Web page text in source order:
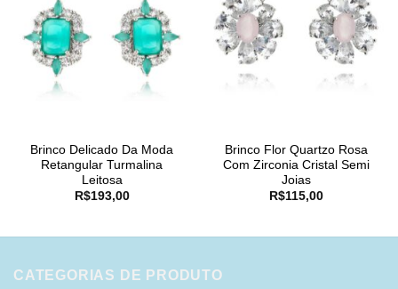
Brinco Delicado Da Moda
Retangular Turmalina
Leitosa
R$193,00
Brinco Flor Quartzo Rosa
Com Zirconia Cristal Semi
Joias
R$115,00
CATEGORIAS DE PRODUTO